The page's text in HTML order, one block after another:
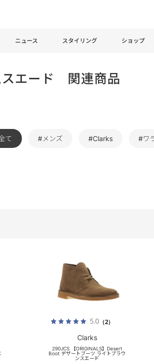
ニュース スタイリング ショップ
スエード 関連商品
て #メンズ #Clarks #ワ
5.0（2）
Clarks
290JCS 【ORIGINALS】Desert
Boot デザートブーツ ライトブラウ
ンスエード